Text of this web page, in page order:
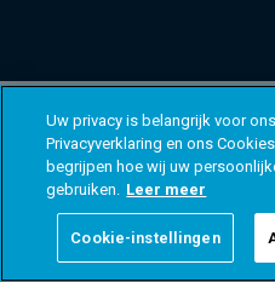
Uw privacy is belangrijk voor
Privacyverklaring en ons
begrijpen hoe wij uw
gebruiken. Leer meer
Cookie-instellingen